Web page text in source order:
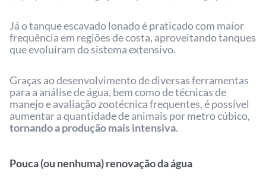
Já o tanque escavado lonado é praticado com maior
frequência em regiões de costa, aproveitando tanques
que evoluíram do sistema extensivo.
Graças ao desenvolvimento de diversas ferramentas
para a análise de água, bem como de técnicas de
manejo e avaliação zootécnica frequentes, é possível
aumentar a quantidade de animais por metro cúbico,
tornando a produção mais intensiva.
Pouca (ou nenhuma) renovação da água